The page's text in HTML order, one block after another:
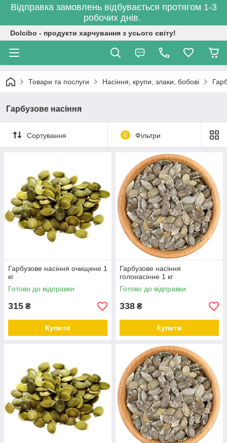
Відправка замовлень відбувається протягом 1-3
робочих днів.
Dolcibo - продукти харчування з усього світу!
Товари та послуги Насіння, крупи, злаки, бобові
Гарбузове насіння
Сортування 0 Фільтри
Гарбузове насіння очищене 1
кг
Готово до відправки
315 ₴
Купити
Гарбузове насіння
голонасінне 1 кг
Готово до відправки
338 ₴
Купити